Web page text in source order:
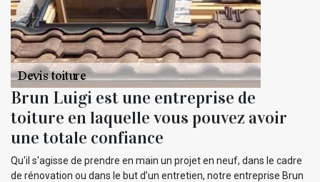
Brun Luigi est une entreprise de
toiture en laquelle vous pouvez avoir
une totale confiance
Qu'il s'agisse de prendre en main un projet en neuf, dans le cadre
de rénovation ou dans le but d’un entretien, notre entreprise Brun